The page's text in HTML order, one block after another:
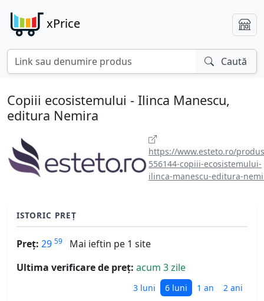
xPrice
Caută
Copiii ecosistemului - Ilinca Manescu,
editura Nemira
https://www.esteto.ro/
556144-copiii-ecosistemului-
ilinca-manescu-editura-
ISTORIC PREȚ
Preț: 29 59
Mai ieftin pe 1 site
Ultima verificare de preț: acum 3 zile
3 luni 6 luni 1 an 2 ani